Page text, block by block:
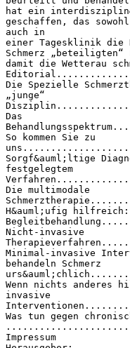
hat ein
geschaffen, das
auch in
einer Tagesklinik die
Schmerz „beteiligten“
damit die Wetterau
Die Spezielle
„junge“
Das
So kommen Sie zu
Sorgf&auml;ltige
festgelegtem
Die multimodale
H&auml;ufig hilfreich:
Nicht-invasive
Minimal-invasive
behandeln Schmerz
Wenn nichts anderes
invasive
Was tun gegen
Impressum